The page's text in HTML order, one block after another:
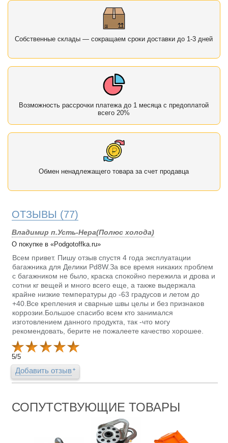
Собственные склады — сокращаем сроки доставки до 1-3 дней
Возможность рассрочки платежа до 1 месяца с предоплатой
всего 20%
Обмен ненадлежащего товара за счет продавца
ОТЗЫВЫ (77)
Владимир п.Усть-Нера(Полюс холода)
О покупке в «Podgotoffka.ru»
Всем привет. Пишу отзыв спустя 4 года эксплуатации
багажника для Делики Pd8W.За все время никаких проблем
с багажником не было, краска спокойно пережила и дрова и
сотни кг вещей и много всего еще, а также выдержала
крайне низкие температуры до -63 градусов и летом до
+40.Все крепления и сварные швы целы и без признаков
коррозии.Большое спасибо всем кто занимался
изготовлением данного продукта, так -что могу
рекомендовать, берите не пожалеете качество хорошее.
5/5
Добавить отзыв
СОПУТСТВУЮЩИЕ ТОВАРЫ